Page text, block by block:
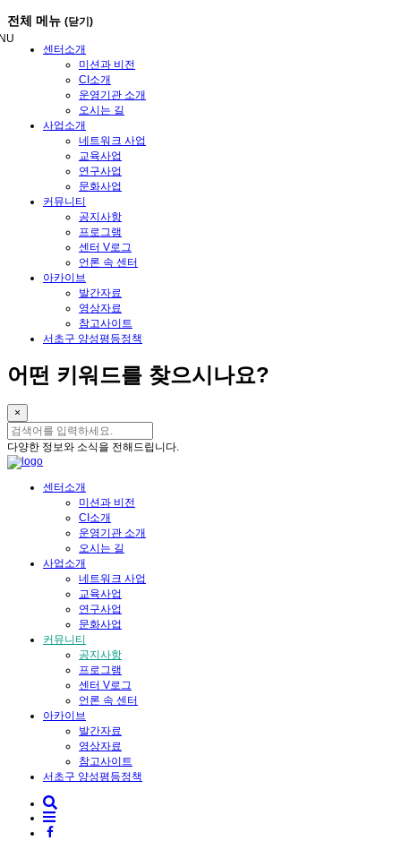
메
뉴
전체 메뉴 (닫기)
센터소개
미션과 비전
CI소개
운영기관 소개
오시는 길
사업소개
네트워크 사업
교육사업
연구사업
문화사업
커뮤니티
공지사항
프로그램
센터 V로그
언론 속 센터
아카이브
발간자료
영상자료
참고사이트
서초구 양성평등정책
어떤 키워드를 찾으시나요?
×
다양한 정보와 소식을 전해드립니다.
센터소개
미션과 비전
CI소개
운영기관 소개
오시는 길
사업소개
네트워크 사업
교육사업
연구사업
문화사업
커뮤니티
공지사항
프로그램
센터 V로그
언론 속 센터
아카이브
발간자료
영상자료
참고사이트
서초구 양성평등정책